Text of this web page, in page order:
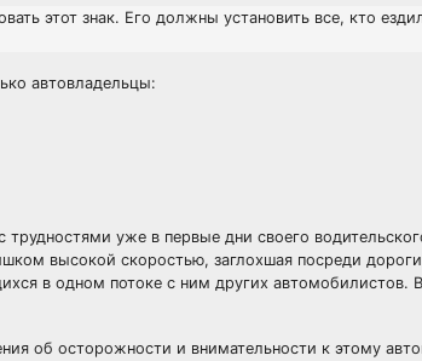
этот знак. Его должны установить все, кто
автовладельцы:
уже в первые дни своего
высокой скоростью, заглохшая посреди
в одном потоке с ним других автомобилистов.
об осторожности и внимательности к этому